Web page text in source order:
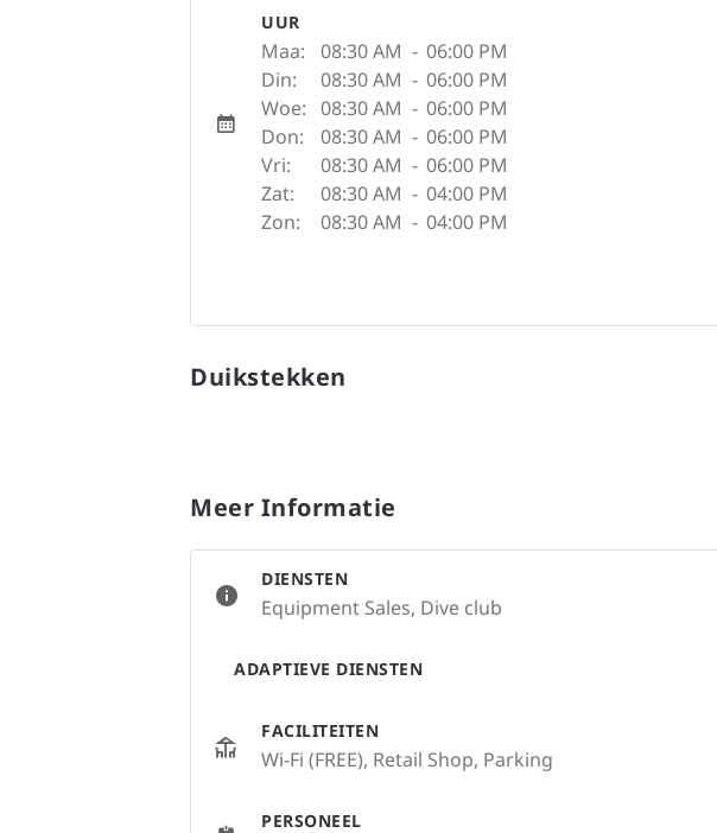
UUR
Maa: 08:30 AM - 06:00 PM
Din:
08:30 AM - 06:00 PM
Woe: 08:30 AM - 06:00 PM
Don:
08:30 AM - 06:00 PM
Vri:
08:30 AM - 06:00 PM
Zat:
08:30 AM - 04:00 PM
Zon:
08:30 AM - 04:00 PM
Duikstekken
Meer Informatie
DIENSTEN
Equipment Sales, Dive club
ADAPTIEVE DIENSTEN
FACILITEITEN
Wi-Fi (FREE), Retail Shop, Parking
PERSONEEL